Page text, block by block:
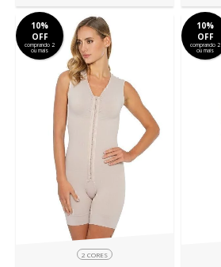
10%
OFF
comprando 2
ou mais
2 CORES
10%
OFF
comprando 2
ou mais